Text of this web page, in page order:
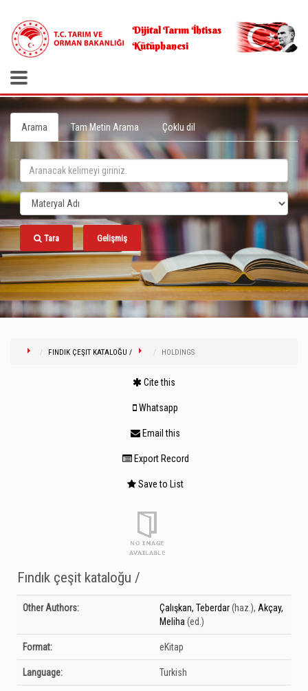
Dijital Tarım İhtisas
Kütüphanesi
Arama Tam Metin Arama Çoklu dil
Tara Gelişmiş
FINDIK ÇEŞIT KATALOĞU / HOLDINGS
Cite this
Whatsapp
Email this
Export Record
Save to List
Fındık çeşit kataloğu /
Bibliographic Details
Other Authors: Çalışkan, Teberdar(haz.), Akçay,
Meliha (ed.)
Format: eKitap
Language: Turkish